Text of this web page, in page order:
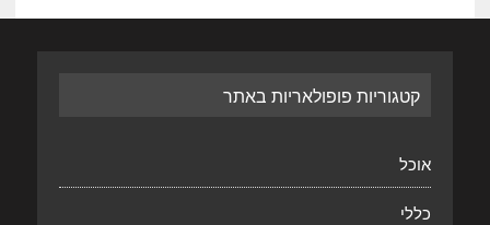
קטגוריות פופולאריות באתר
אוכל
כללי